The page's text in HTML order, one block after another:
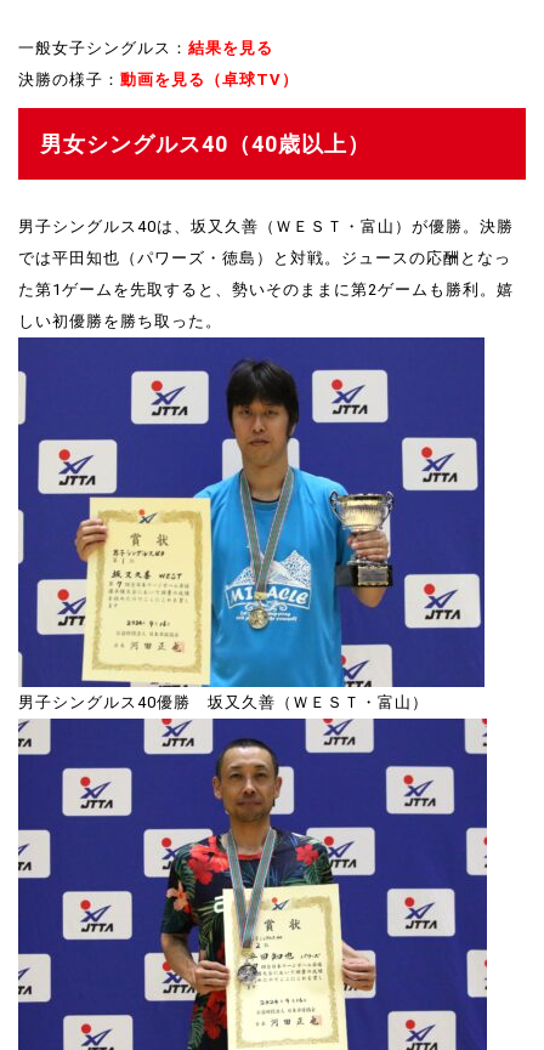
一般女子シングルス： 結果を見る
決勝の様子： 動画を見る（卓球TV）
男女シングルス40（40歳以上）
男子シングルス40は、坂又久善（ＷＥＳＴ・富山）が優勝。決勝
では平田知也（パワーズ・徳島）と対戦。ジュースの応酬となっ
た第1ゲームを先取すると、勢いそのままに第2ゲームも勝利。嬉
しい初優勝を勝ち取った。
男子シングルス40優勝 坂又久善（ＷＥＳＴ・富山）